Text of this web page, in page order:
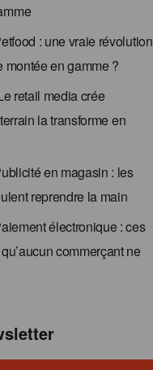
: une vraie révolution
montée en gamme ?
retail media crée
la transforme en
en magasin : les
reprendre la main
électronique : ces
commerçant ne